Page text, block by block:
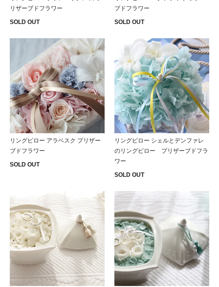
リザーブドフラワー
SOLD OUT
ブドフラワー
SOLD OUT
リングピロー アラベスク プリザー
ブドフラワー
SOLD OUT
リングピロー シェルとデンファレ
のリングピロー プリザーブドフラ
ワー
SOLD OUT